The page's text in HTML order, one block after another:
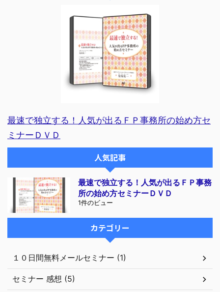
最速で独立する！人気が出るＦＰ事務所の始め方セ
ミナーＤＶＤ
人気記事
最速で独立する！人気が出るＦＰ事務
所の始め方セミナーＤＶＤ
1件のビュー
カテゴリー
１０日間無料メールセミナー (1)
セミナー 感想 (5)